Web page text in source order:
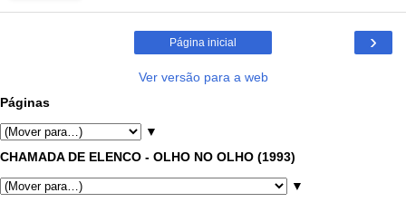
›
Página inicial
Ver versão para a web
Páginas
▼
CHAMADA DE ELENCO - OLHO NO OLHO (1993)
▼